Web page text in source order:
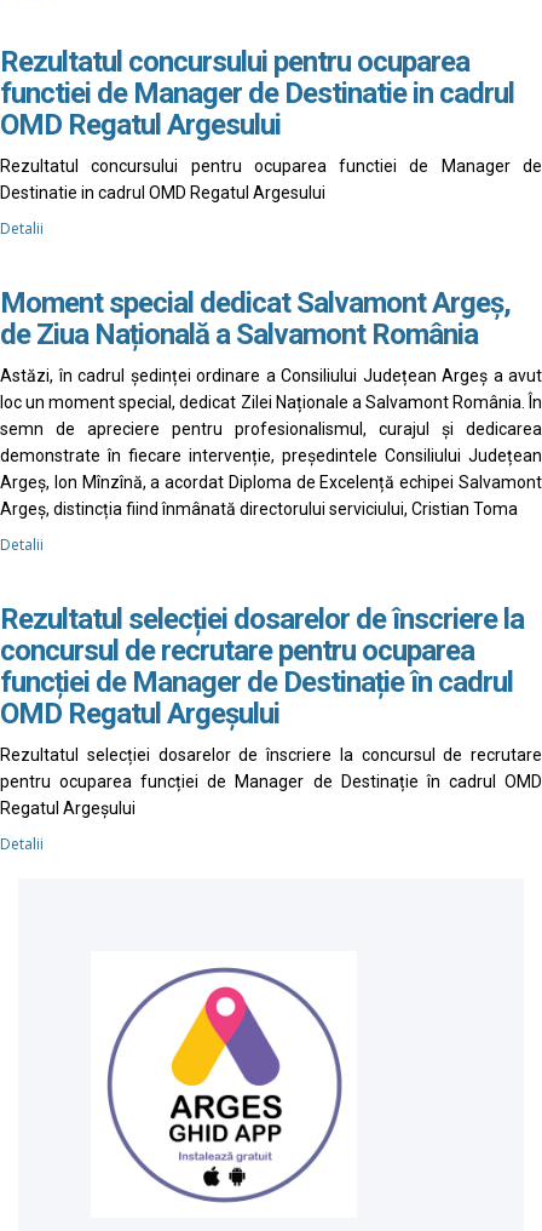
Rezultatul concursului pentru ocuparea
functiei de Manager de Destinatie in cadrul
OMD Regatul Argesului
Rezultatul concursului pentru ocuparea functiei de Manager de
Destinatie in cadrul OMD Regatul Argesului
Detalii
Moment special dedicat Salvamont Argeș,
de Ziua Națională a Salvamont România
Astăzi, în cadrul ședinței ordinare a Consiliului Județean Argeș a avut
loc un moment special, dedicat Zilei Naționale a Salvamont România. În
semn de apreciere pentru profesionalismul, curajul și dedicarea
demonstrate în fiecare intervenție, președintele Consiliului Județean
Argeș, Ion Mînzînă, a acordat Diploma de Excelență echipei Salvamont
Argeș, distincția fiind înmânată directorului serviciului, Cristian Toma
Detalii
Rezultatul selecției dosarelor de înscriere la
concursul de recrutare pentru ocuparea
funcției de Manager de Destinație în cadrul
OMD Regatul Argeșului
Rezultatul selecției dosarelor de înscriere la concursul de recrutare
pentru ocuparea funcției de Manager de Destinație în cadrul OMD
Regatul Argeșului
Detalii